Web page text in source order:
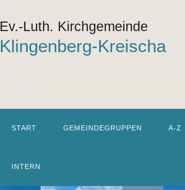
Ev.-Luth. Kirchgemeinde
Klingenberg-Kreischa
START GEMEINDEGRUPPEN A-Z
INTERN